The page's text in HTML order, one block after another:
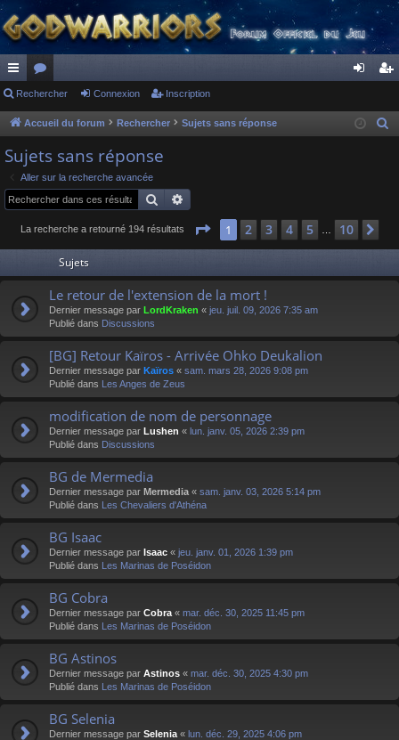
ac
co
ur
ci
s
or
u
s
ne cri
Rechercher Connexion Inscription
Accueil du forum Rechercher Sujets sans réponse
e
Sujets sans réponse
Aller sur la recherche avancée
Rechercher
La recherche a retourné 194 résultats Page 1sur 10
1 2 3 4 5 10
Sujets
Le retour de l'extension de la mort !
Dernier message par LordKraken « jeu. juil. 09, 2026 7:35 am
Publié dans Discussions
[BG] Retour Kaïros - Arrivée Ohko Deukalion
Dernier message par Kaïros « sam. mars 28, 2026 9:08 pm
Publié dans Les Anges de Zeus
modification de nom de personnage
Dernier message par Lushen « lun. janv. 05, 2026 2:39 pm
Publié dans Discussions
BG de Mermedia
Dernier message par Mermedia « sam. janv. 03, 2026 5:14 pm
Publié dans Les Chevaliers d'Athéna
BG Isaac
Dernier message par Isaac « jeu. janv. 01, 2026 1:39 pm
Publié dans Les Marinas de Poséidon
BG Cobra
Dernier message par Cobra « mar. déc. 30, 2025 11:45 pm
Publié dans Les Marinas de Poséidon
BG Astinos
Dernier message par Astinos « mar. déc. 30, 2025 4:30 pm
Publié dans Les Marinas de Poséidon
BG Selenia
Dernier message par Selenia « lun. déc. 29, 2025 4:06 pm